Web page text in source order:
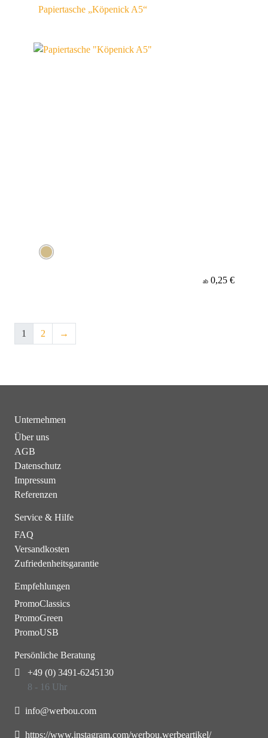
Papiertasche „Köpenick A5“
ab 0,25 €
1 2 →
Unternehmen
Über uns
AGB
Datenschutz
Impressum
Referenzen
Service & Hilfe
FAQ
Versandkosten
Zufriedenheitsgarantie
Empfehlungen
PromoClassics
PromoGreen
PromoUSB
Persönliche Beratung
+49 (0) 3491-6245130
8 - 16 Uhr
info@werbou.com
https://www.instagram.com/werbou.werbeartikel/